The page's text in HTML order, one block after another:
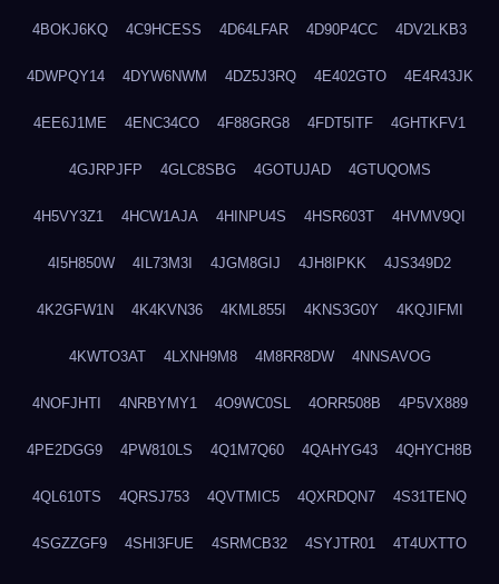
4BOKJ6KQ 4C9HCESS 4D64LFAR 4D90P4CC 4DV2LKB3
4DWPQY14 4DYW6NWM 4DZ5J3RQ 4E402GTO 4E4R43JK
4EE6J1ME 4ENC34CO 4F88GRG8 4FDT5ITF 4GHTKFV1
4GJRPJFP 4GLC8SBG 4GOTUJAD 4GTUQOMS
4H5VY3Z1 4HCW1AJA 4HINPU4S 4HSR603T 4HVMV9QI
4I5H850W 4IL73M3I 4JGM8GIJ 4JH8IPKK 4JS349D2
4K2GFW1N 4K4KVN36 4KML855I 4KNS3G0Y 4KQJIFMI
4KWTO3AT 4LXNH9M8 4M8RR8DW 4NNSAVOG
4NOFJHTI 4NRBYMY1 4O9WC0SL 4ORR508B 4P5VX889
4PE2DGG9 4PW810LS 4Q1M7Q60 4QAHYG43 4QHYCH8B
4QL610TS 4QRSJ753 4QVTMIC5 4QXRDQN7 4S31TENQ
4SGZZGF9 4SHI3FUE 4SRMCB32 4SYJTR01 4T4UXTTO